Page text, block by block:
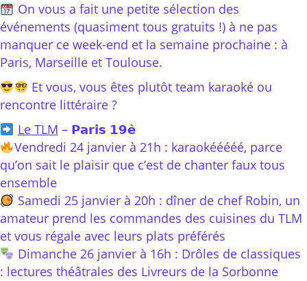
On vous a fait une petite sélection des
événements (quasiment tous gratuits !) à ne pas
manquer ce week-end et la semaine prochaine : à
Paris, Marseille et Toulouse.
Et vous, vous êtes plutôt team karaoké ou
rencontre littéraire ?
Le TLM – 𝗣𝗮𝗿𝗶𝘀 𝟭𝟵𝗲̀
Vendredi 24 janvier à 21h : karaokééééé, parce
qu’on sait le plaisir que c’est de chanter faux tous
ensemble
Samedi 25 janvier à 20h : dîner de chef Robin, un
amateur prend les commandes des cuisines du TLM
et vous régale avec leurs plats préférés
Dimanche 26 janvier à 16h : Drôles de classiques
: lectures théâtrales des Livreurs de la Sorbonne